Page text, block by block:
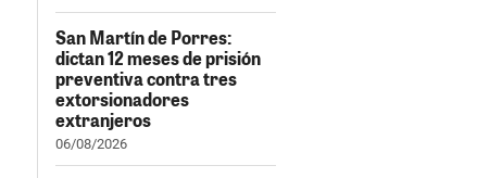
San Martín de Porres:
dictan 12 meses de prisión
preventiva contra tres
extorsionadores
extranjeros
06/08/2026